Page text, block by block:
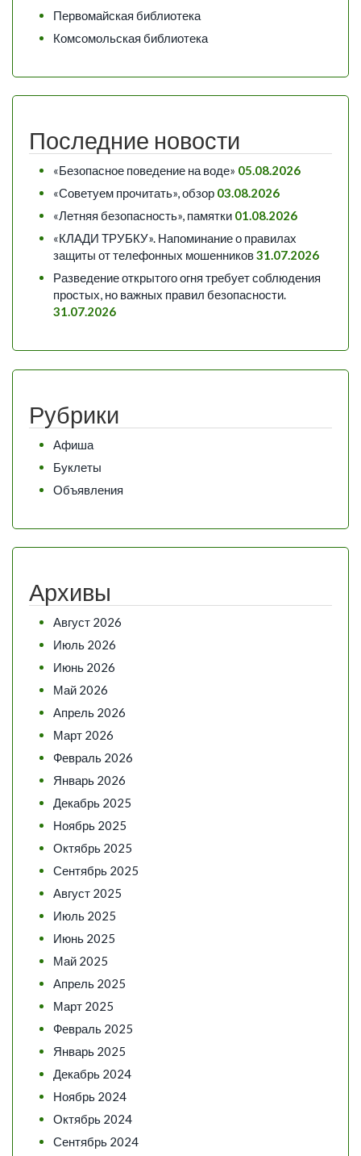
Первомайская библиотека
Комсомольская библиотека
Последние новости
«Безопасное поведение на воде» 05.08.2026
«Советуем прочитать», обзор 03.08.2026
«Летняя безопасность», памятки 01.08.2026
«КЛАДИ ТРУБКУ». Напоминание о правилах
защиты от телефонных мошенников31.07.2026
Разведение открытого огня требует соблюдения
простых, но важных правил безопасности.
31.07.2026
Рубрики
Афиша
Буклеты
Объявления
Архивы
Август 2026
Июль 2026
Июнь 2026
Май 2026
Апрель 2026
Март 2026
Февраль 2026
Январь 2026
Декабрь 2025
Ноябрь 2025
Октябрь 2025
Сентябрь 2025
Август 2025
Июль 2025
Июнь 2025
Май 2025
Апрель 2025
Март 2025
Февраль 2025
Январь 2025
Декабрь 2024
Ноябрь 2024
Октябрь 2024
Сентябрь 2024